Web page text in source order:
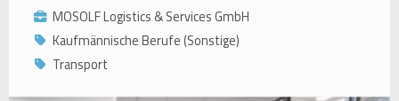
MOSOLF Logistics & Services GmbH
Kaufmännische Berufe (Sonstige)
Transport